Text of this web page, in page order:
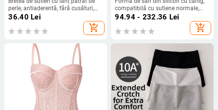
perle, antiaderentă, fără cusături,
metalică, cu detalii decupate,
36.40 Lei
add_shopping_cart
compatibilă cu sutiene normale,
inserție extinsă subraț pentru
94.94 - 232.36 Lei
add_shopping_cart